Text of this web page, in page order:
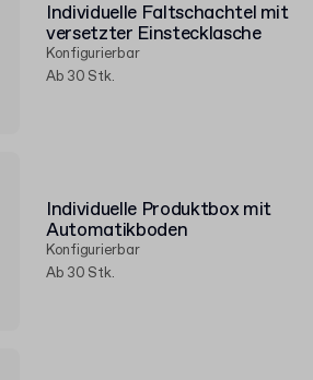
Individuelle Faltschachtel mit
versetzter Einstecklasche
Konfigurierbar
Ab 30 Stk.
Individuelle Produktbox mit
Automatikboden
Konfigurierbar
Ab 30 Stk.